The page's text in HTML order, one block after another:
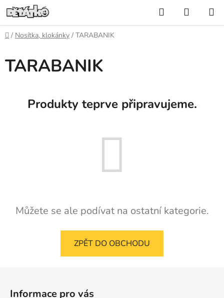
Přejít
na
obsah
Hledat
KOŠÍK
Domů
/ Nosítka, klokánky / TARABANIK
TARABANIK
Produkty teprve připravujeme.
Můžete se ale podívat na ostatní kategorie.
ZPĚT DO OBCHODU
Informace pro vás